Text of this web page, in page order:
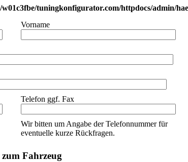
tuningkonfigurator.com/httpdocs/admin/
Vorname
Telefon ggf. Fax
Wir bitten um Angabe der Telefonnummer für
eventuelle kurze Rückfragen.
Fahrzeug